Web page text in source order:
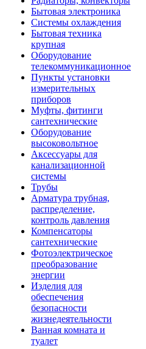
Бытовая электроника
Системы охлаждения
Бытовая техника
крупная
Оборудование
телекоммуникационное
Пункты установки
измерительных
приборов
Муфты, фитинги
сантехнические
Оборудование
высоковольтное
Аксессуары для
канализационной
системы
Трубы
Арматура трубная,
распределение,
контроль давления
Компенсаторы
сантехнические
Фотоэлектрическое
преобразование
энергии
Изделия для
обеспечения
безопасности
жизнедеятельности
Ванная комната и
туалет